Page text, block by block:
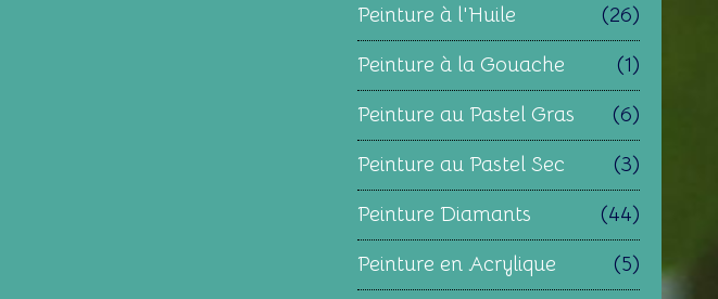
Peinture à l'Huile
(26)
Peinture à la Gouache
(1)
Peinture au Pastel Gras
(6)
Peinture au Pastel Sec
(3)
Peinture Diamants
(44)
Peinture en Acrylique
(5)